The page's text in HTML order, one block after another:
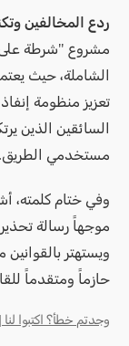
ردع المخالفين
مشروع "شرطة على
الشاملة، حيث
تعزيز منظومة
السائقين الذين
مستخدمي الطريق.
وفي ختام كلمته،
موجهاً رسالة تحذير
ويستهتر
حازماً ومتقدماً
وجدتم خطأ؟ اكتبوا